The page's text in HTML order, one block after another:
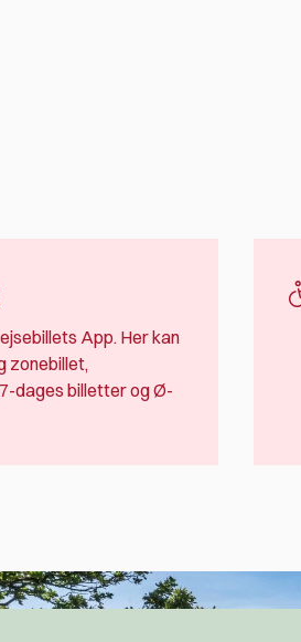
App. Her kan
zonebillet,
dages billetter og Ø-